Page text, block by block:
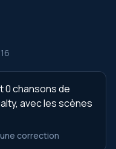
0 chansons de
avec les scènes
correction